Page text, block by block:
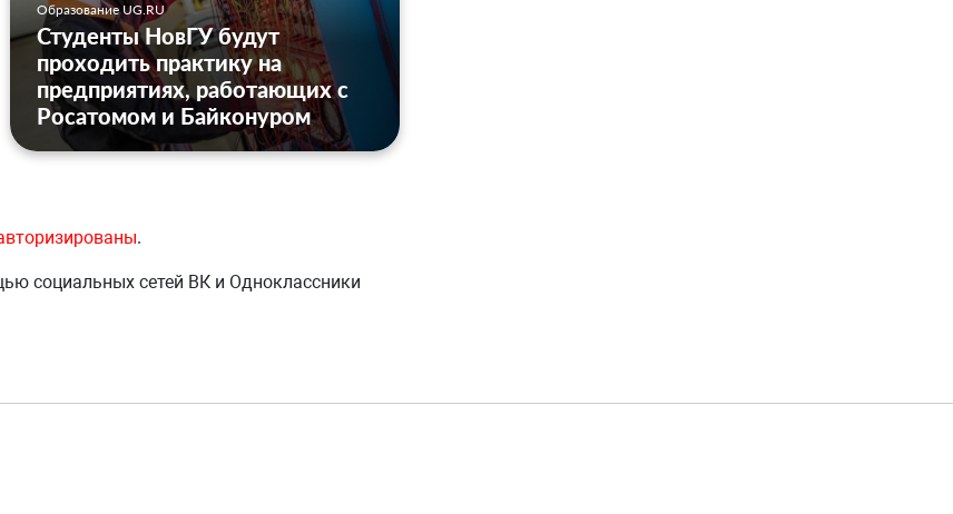
Образование UG.RU
Студенты НовГУ будут
проходить практику на
предприятиях, работающих с
Росатомом и Байконуром
.
социальных сетей ВК и Одноклассники